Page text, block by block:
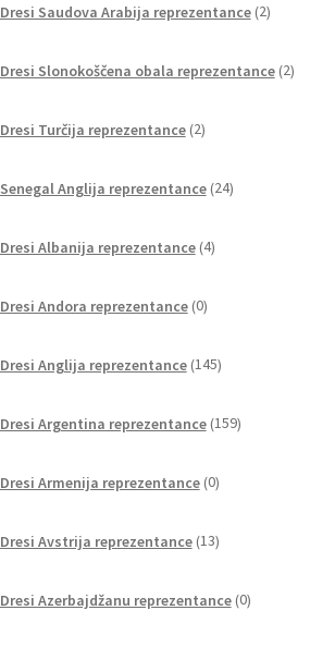
Dresi Saudova Arabija reprezentance 2izdelka
Dresi Slonokoščena obala reprezentance 2izdelka
Dresi Turčija reprezentance 2izdelka
Senegal Anglija reprezentance 24izdelkov
Dresi Albanija reprezentance 4izdelki
Dresi Andora reprezentance 0izdelkov
Dresi Anglija reprezentance 145izdelkov
Dresi Argentina reprezentance 159izdelkov
Dresi Armenija reprezentance 0izdelkov
Dresi Avstrija reprezentance 13izdelkov
Dresi Azerbajdžanu reprezentance 0izdelkov